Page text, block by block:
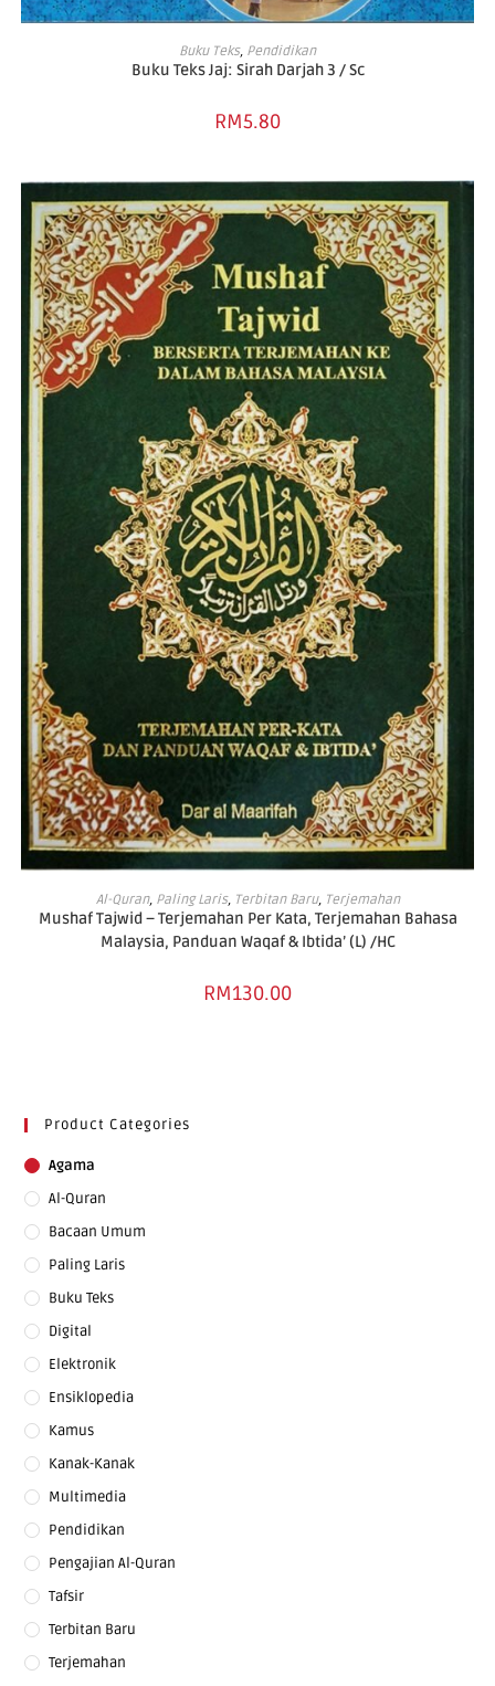
ADD TO CART
Buku Teks, Pendidikan
Buku Teks Jaj: Sirah Darjah 3 / Sc
RM5.80
ADD TO CART
Al-Quran, Paling Laris, Terbitan Baru, Terjemahan
Mushaf Tajwid – Terjemahan Per Kata, Terjemahan Bahasa
Malaysia, Panduan Waqaf & Ibtida’ (L) /HC
RM130.00
Product Categories
Agama
Al-Quran
Bacaan Umum
Paling Laris
Buku Teks
Digital
Elektronik
Ensiklopedia
Kamus
Kanak-Kanak
Multimedia
Pendidikan
Pengajian Al-Quran
Tafsir
Terbitan Baru
Terjemahan